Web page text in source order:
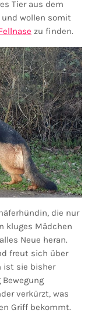
Tier aus dem
und wollen somit
zu finden.
die nur
kluges Mädchen
Neue heran.
freut sich über
ist sie bisher
verkürzt, was
Griff bekommt.